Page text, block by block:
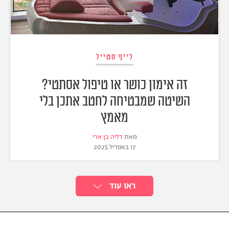
לייף סטייל
זה אימון כושר או טיפול אסתטי?
השיטה שמבטיחה לחטב אתכן בלי
מאמץ
מאת דליה בן ארי
17 באפריל 2025
ראו עוד